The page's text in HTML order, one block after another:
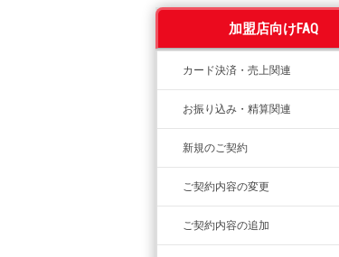
加盟店向けFAQ
カード決済・売上関連
お振り込み・精算関連
新規のご契約
ご契約内容の変更
ご契約内容の追加